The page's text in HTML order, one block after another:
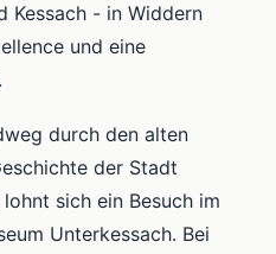
Kessach - in Widdern
und eine
durch den alten
der Stadt
sich ein Besuch im
Unterkessach. Bei